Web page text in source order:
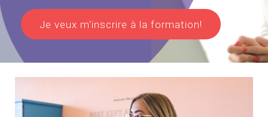
Je veux m'inscrire à la formation!